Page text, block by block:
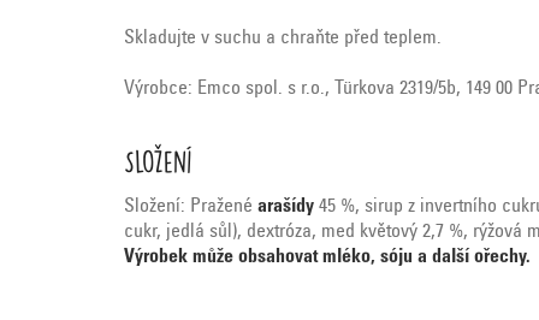
Skladujte v suchu a chraňte před teplem.
Výrobce: Emco spol. s r.o., Türkova 2319/5b, 149 00
Složení
Složení: Pražené arašídy 45 %, sirup z invertního
cukr, jedlá sůl), dextróza, med květový 2,7 %,
Výrobek může obsahovat mléko, sóju a další ořechy.